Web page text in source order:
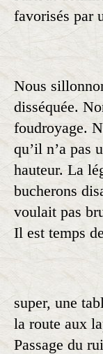
favorisés par
Nous
disséquée.
foudroyage.
qu’il n’a pas
hauteur. La
bucherons
voulait pas
Il est temps
super, une
la route aux
Passage du